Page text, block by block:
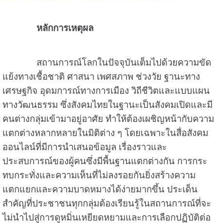
หลักการเหตุผล
สถานการณ์โลกในปัจจุบันเต็มไปด้วยความขัด
แย้งทางเชื้อชาติ ศาสนา เพศสภาพ ช่วงวัย ฐานะทาง
เศรษฐกิจ อุดมการณ์ทางการเมือง วิถีชีวิตและแบบแผน
ทางวัฒนธรรม ซึ่งสังคมไทยในฐานะเป็นสังคมเปิดและมี
คนต่างกลุ่มเข้ามาอยู่อาศัย ทำให้ต้องเผชิญหน้ากับความ
แตกต่างหลากหลายในมิติต่าง ๆ โดยเฉพาะในสื่อสังคม
ออนไลน์ที่มีการนำเสนอข้อมูล เรื่องราวและ
ประสบการณ์ของผู้คนซึ่งมีพื้นฐานแตกต่างกัน การกระ
ทบกระทั่งและความเห็นที่ไม่ลงรอยกันยิ่งสร้างความ
แตกแยกและความบาดหมางได้ง่ายมากขึ้น ประเด็น
สำคัญที่ประชาชนทุกกลุ่มต้องเรียนรู้ในสถานการณ์ที่จะ
ไม่นำไปสู่การดูหมิ่นเหยียดหยามและการเลือกปฏิบัติต่อ